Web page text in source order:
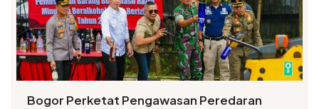
Bogor Perketat Pengawasan Peredaran